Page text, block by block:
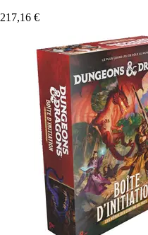
217,16 €